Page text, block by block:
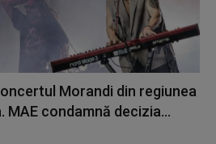
Morandi din regiunea
condamnă decizia...